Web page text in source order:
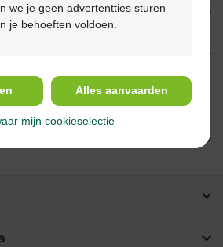
we je geen advertentties sturen
je behoeften voldoen.
Alles aanvaarden
mijn cookieselectie